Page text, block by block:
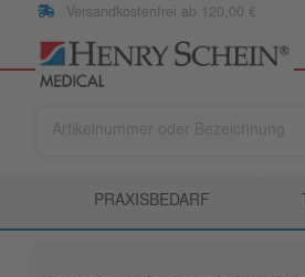
Versandkostenfrei ab 120,00 €
PRAXISBEDARF